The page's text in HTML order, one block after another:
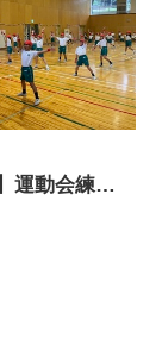
【３年生】運動会練習ラスト！